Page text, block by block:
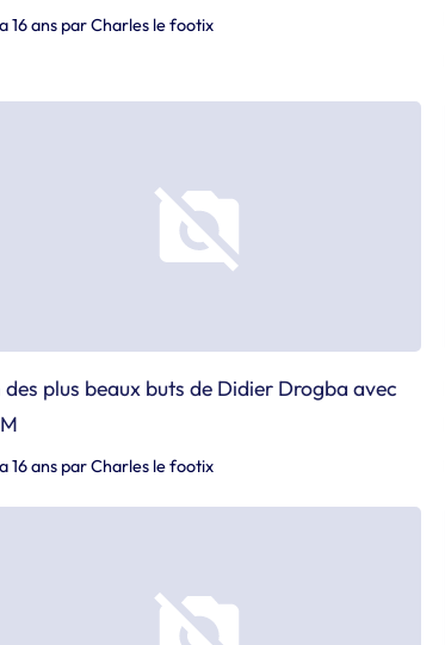
16 ans parCharles le footix
des plus beaux buts de Didier Drogba avec
16 ans parCharles le footix